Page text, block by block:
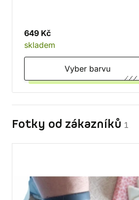
649 Kč
skladem
Vyber barvu
Fotky od zákazníků 1